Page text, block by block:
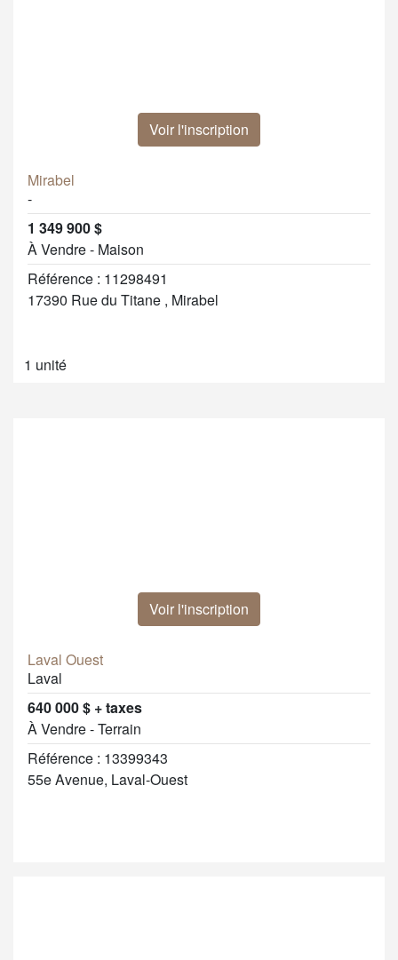
Voir l'inscription
Mirabel
-
1 349 900 $
À Vendre - Maison
Référence : 11298491
17390 Rue du Titane , Mirabel
1 unité
Voir l'inscription
Laval Ouest
Laval
640 000 $ + taxes
À Vendre - Terrain
Référence : 13399343
55e Avenue, Laval-Ouest